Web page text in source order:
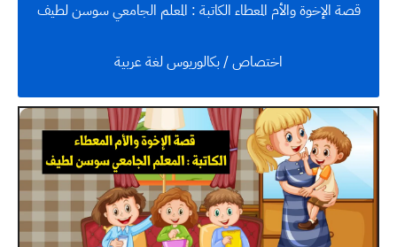
قصة الإخوة والأم المعطاء الكاتبة : المعلم الجامعي سوسن لطيف
اختصاص / بكالوريوس لغة عربية